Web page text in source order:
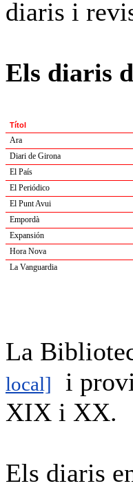
diaris i
Els diaris
Títol
Ara
Diari de Girona
El País
El Periódico
El Punt Avui
Empordà
Expansión
Hora Nova
La Vanguardia
La
local]
i
XIX i XX.
Els diaris